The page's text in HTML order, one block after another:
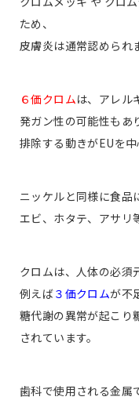
ため、
皮膚炎は通常認められ
６価クロムは、アレル
発ガン性の可能性もあり
排除する動きがEUを中
ニッケルと同様に食品
エビ、ホタテ、アサリ
クロムは、人体の必須
例えば３価クロムが不
糖代謝の異常が起こり
されています。
歯科で使用される金属